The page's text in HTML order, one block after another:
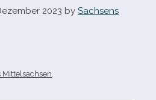
2023 by Sachsens
Mittelsachsen